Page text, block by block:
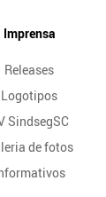
Imprensa
Releases
Logotipos
SindsegSC
de fotos